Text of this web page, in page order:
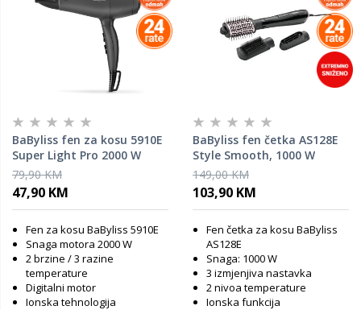
BaByliss fen za kosu 5910E
Super Light Pro 2000 W
79,90 KM
47,90 KM
Fen za kosu BaByliss 5910E
Snaga motora 2000 W
2 brzine / 3 razine
temperature
Digitalni motor
Ionska tehnologija
BaByliss fen četka AS128E
Style Smooth, 1000 W
149,00 KM
103,90 KM
Fen četka za kosu BaByliss
AS128E
Snaga: 1000 W
3 izmjenjiva nastavka
2 nivoa temperature
Ionska funkcija